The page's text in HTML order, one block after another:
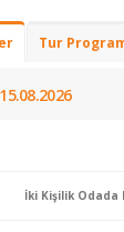
Tur
İki Kişilik Odada